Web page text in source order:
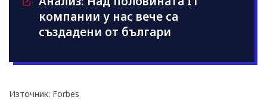
компании у нас вече са
създадени от българи
Източник: Forbes